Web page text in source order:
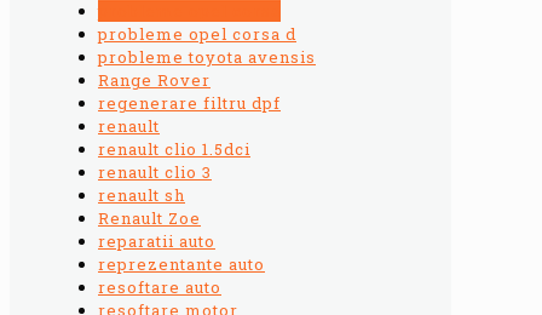
probleme opel corsa d
probleme toyota avensis
Range Rover
regenerare filtru dpf
renault
renault clio 1.5dci
renault clio 3
renault sh
Renault Zoe
reparatii auto
reprezentante auto
resoftare auto
resoftare motor